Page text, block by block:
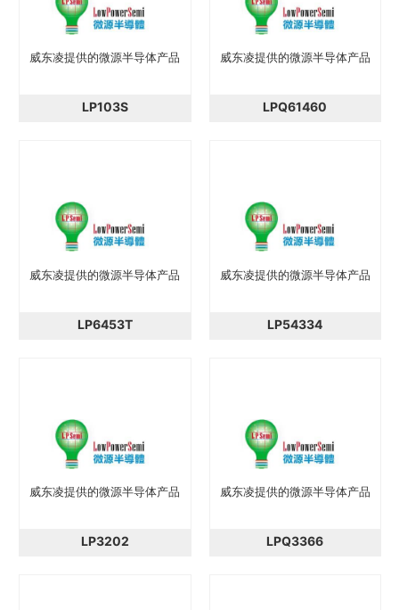
威东凌提供的微源半导体产品
LP103S
威东凌提供的微源半导体产品
LPQ61460
威东凌提供的微源半导体产品
LP6453T
威东凌提供的微源半导体产品
LP54334
威东凌提供的微源半导体产品
LP3202
威东凌提供的微源半导体产品
LPQ3366